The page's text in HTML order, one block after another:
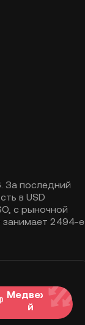
За последний
в USD
с рыночной
занимает 2494-е
Медвежи
й